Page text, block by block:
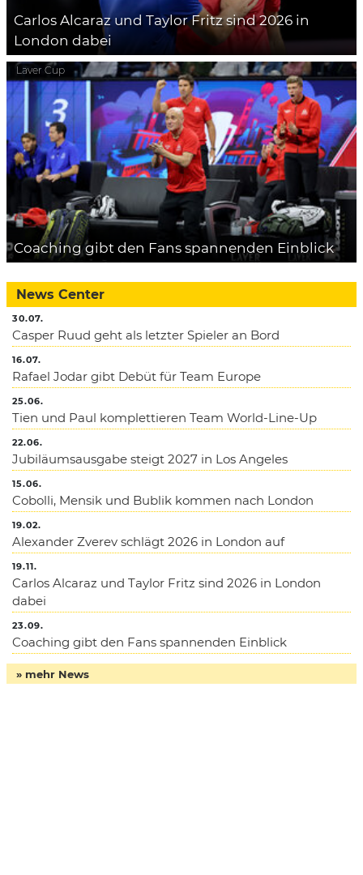
Carlos Alcaraz und Taylor Fritz sind 2026 in
London dabei
Laver Cup
Coaching gibt den Fans spannenden Einblick
News Center
30.07.
Casper Ruud geht als letzter Spieler an Bord
16.07.
Rafael Jodar gibt Debüt für Team Europe
25.06.
Tien und Paul komplettieren Team World-Line-Up
22.06.
Jubiläumsausgabe steigt 2027 in Los Angeles
15.06.
Cobolli, Mensik und Bublik kommen nach London
19.02.
Alexander Zverev schlägt 2026 in London auf
19.11.
Carlos Alcaraz und Taylor Fritz sind 2026 in London
dabei
23.09.
Coaching gibt den Fans spannenden Einblick
» mehr News